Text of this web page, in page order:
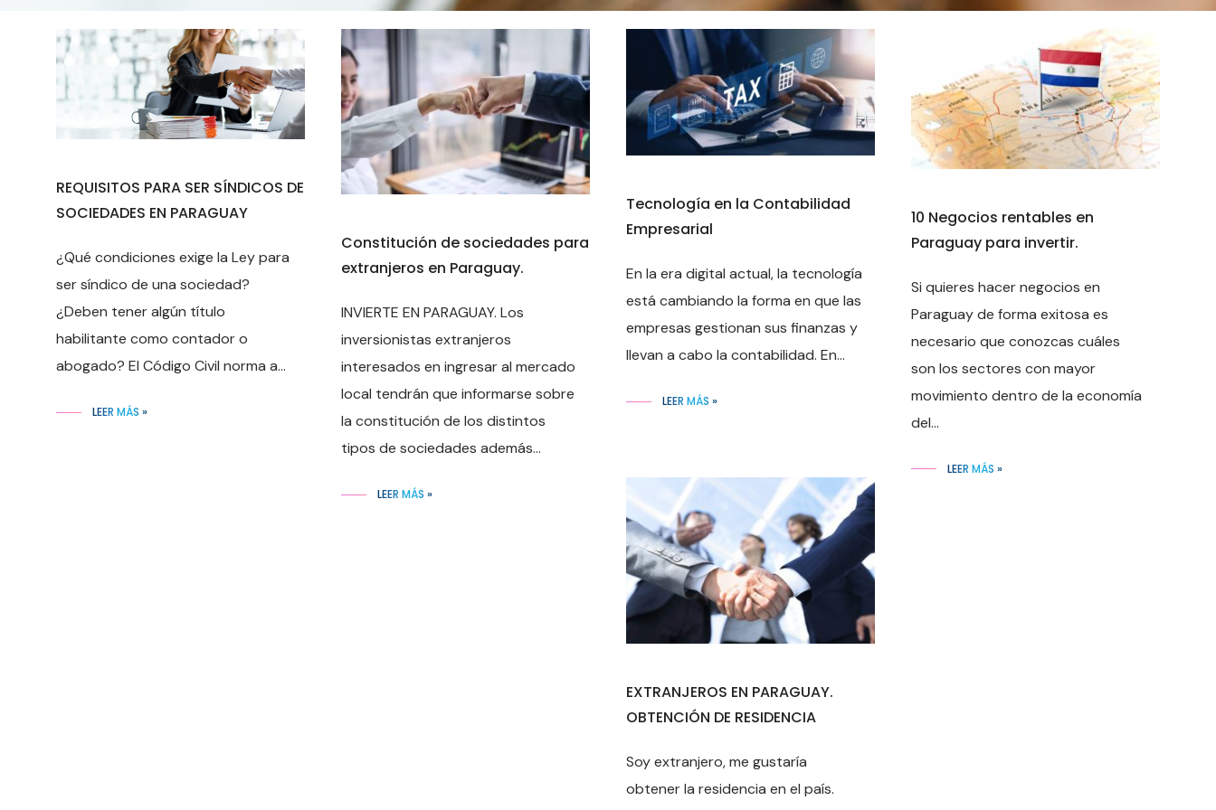
REQUISITOS PARA SER SÍNDICOS DE
SOCIEDADES EN PARAGUAY
¿Qué condiciones exige la Ley para
ser síndico de una sociedad?
¿Deben tener algún título
habilitante como contador o
abogado? El Código Civil norma a...
LEER MÁS »
Constitución de sociedades para
extranjeros en Paraguay.
INVIERTE EN PARAGUAY. Los
inversionistas extranjeros
interesados en ingresar al mercado
local tendrán que informarse sobre
la constitución de los distintos
tipos de sociedades además...
LEER MÁS »
Tecnología en la Contabilidad
Empresarial
En la era digital actual, la tecnología
está cambiando la forma en que las
empresas gestionan sus finanzas y
llevan a cabo la contabilidad. En...
LEER MÁS »
10 Negocios rentables en
Paraguay para invertir.
Si quieres hacer negocios en
Paraguay de forma exitosa es
necesario que conozcas cuáles
son los sectores con mayor
movimiento dentro de la economía
del...
LEER MÁS »
EXTRANJEROS EN PARAGUAY.
OBTENCIÓN DE RESIDENCIA
Soy extranjero, me gustaría
obtener la residencia en el país.